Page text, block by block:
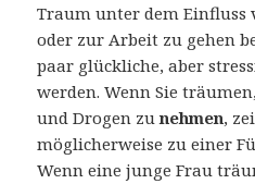
Traum unter dem Einfluss
oder zur Arbeit zu gehen
paar glückliche, aber
werden. Wenn Sie
und Drogen zunehmen,
möglicherweise zu einer
Wenn eine junge Frau